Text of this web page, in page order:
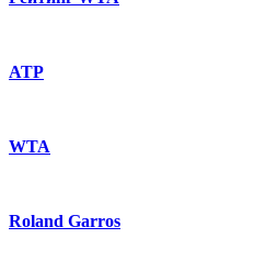
ATP
WTA
Roland Garros